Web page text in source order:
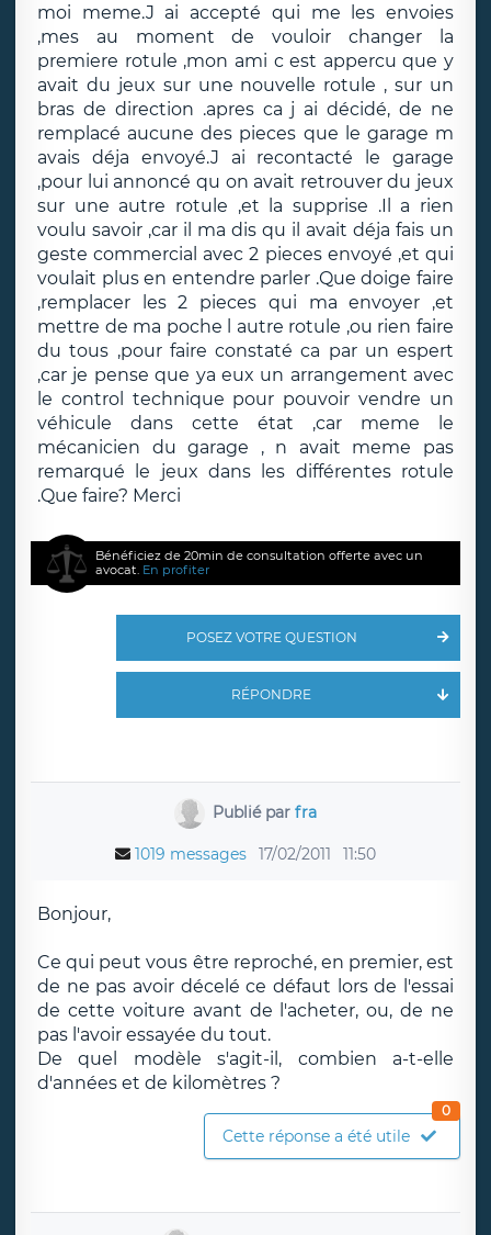
moi meme.J ai accepté qui me les envoies
,mes au moment de vouloir changer la
premiere rotule ,mon ami c est appercu que y
avait du jeux sur une nouvelle rotule , sur un
bras de direction .apres ca j ai décidé, de ne
remplacé aucune des pieces que le garage m
avais déja envoyé.J ai recontacté le garage
,pour lui annoncé qu on avait retrouver du jeux
sur une autre rotule ,et la supprise .Il a rien
voulu savoir ,car il ma dis qu il avait déja fais un
geste commercial avec 2 pieces envoyé ,et qui
voulait plus en entendre parler .Que doige faire
,remplacer les 2 pieces qui ma envoyer ,et
mettre de ma poche l autre rotule ,ou rien faire
du tous ,pour faire constaté ca par un espert
,car je pense que ya eux un arrangement avec
le control technique pour pouvoir vendre un
véhicule dans cette état ,car meme le
mécanicien du garage , n avait meme pas
remarqué le jeux dans les différentes rotule
.Que faire? Merci
Bénéficiez de 20min de consultation offerte avec un
avocat. En profiter
POSEZ VOTRE QUESTION
RÉPONDRE
Publié parfra
1019 messages 17/02/2011 11:50
Bonjour,
Ce qui peut vous être reproché, en premier, est
de ne pas avoir décelé ce défaut lors de l'essai
de cette voiture avant de l'acheter, ou, de ne
pas l'avoir essayée du tout.
De quel modèle s'agit-il, combien a-t-elle
d'années et de kilomètres ?
Cette réponse a été utile
0